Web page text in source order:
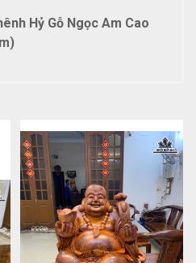
Hỷ Gỗ Ngọc Am Cao